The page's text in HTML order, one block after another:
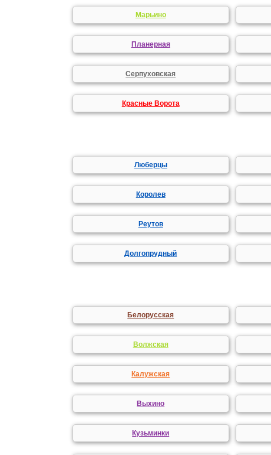
Марьино
Планерная
Серпуховская
Красные Ворота
Люберцы
Королев
Реутов
Долгопрудный
Белорусская
Волжская
Калужская
Выхино
Кузьминки